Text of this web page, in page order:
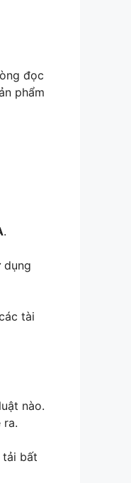
đọc
phẩm
.
dụng
tài
nào.
ra.
tải bất